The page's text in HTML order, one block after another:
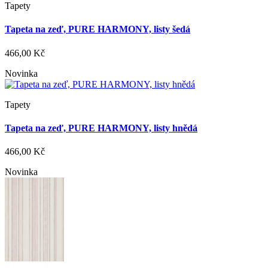
Tapety
Tapeta na zeď, PURE HARMONY, listy šedá
466,00 Kč
Novinka
Tapety
Tapeta na zeď, PURE HARMONY, listy hnědá
466,00 Kč
Novinka